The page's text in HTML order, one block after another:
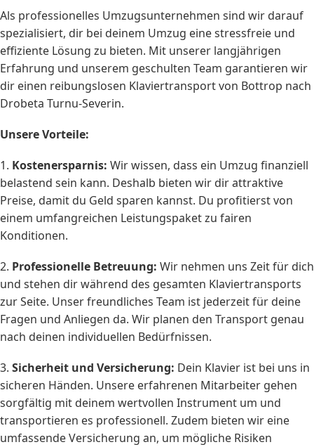
Als professionelles Umzugsunternehmen sind wir darauf
spezialisiert, dir bei deinem Umzug eine stressfreie und
effiziente Lösung zu bieten. Mit unserer langjährigen
Erfahrung und unserem geschulten Team garantieren wir
dir einen reibungslosen Klaviertransport von Bottrop nach
Drobeta Turnu-Severin.
Unsere Vorteile:
1. Kostenersparnis: Wir wissen, dass ein Umzug finanziell
belastend sein kann. Deshalb bieten wir dir attraktive
Preise, damit du Geld sparen kannst. Du profitierst von
einem umfangreichen Leistungspaket zu fairen
Konditionen.
2. Professionelle Betreuung: Wir nehmen uns Zeit für dich
und stehen dir während des gesamten Klaviertransports
zur Seite. Unser freundliches Team ist jederzeit für deine
Fragen und Anliegen da. Wir planen den Transport genau
nach deinen individuellen Bedürfnissen.
3. Sicherheit und Versicherung: Dein Klavier ist bei uns in
sicheren Händen. Unsere erfahrenen Mitarbeiter gehen
sorgfältig mit deinem wertvollen Instrument um und
transportieren es professionell. Zudem bieten wir eine
umfassende Versicherung an, um mögliche Risiken